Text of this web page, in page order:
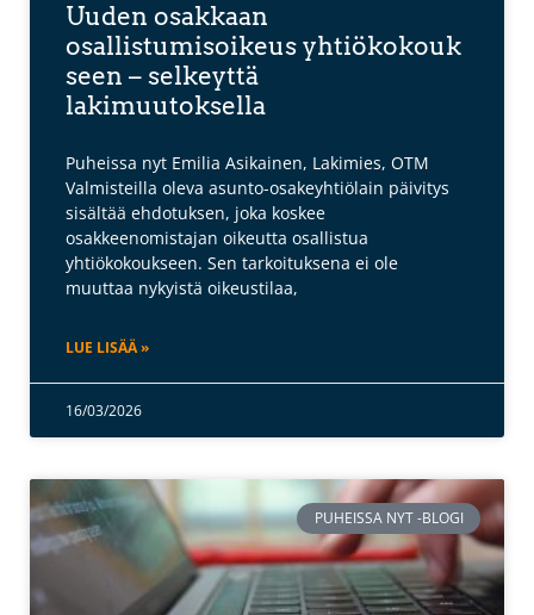
Uuden osakkaan
osallistumisoikeus yhtiökokouk
seen – selkeyttä
lakimuutoksella
Puheissa nyt Emilia Asikainen, Lakimies, OTM
Valmisteilla oleva asunto-osakeyhtiölain päivitys
sisältää ehdotuksen, joka koskee
osakkeenomistajan oikeutta osallistua
yhtiökokoukseen. Sen tarkoituksena ei ole
muuttaa nykyistä oikeustilaa,
LUE LISÄÄ »
16/03/2026
PUHEISSA NYT -BLOGI